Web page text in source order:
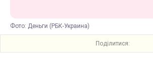
Фото: Деньги (РБК-Украина)
Поділитися: